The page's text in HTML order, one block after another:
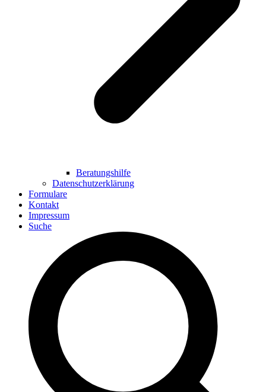
Beratungshilfe
Datenschutzerklärung
Formulare
Kontakt
Impressum
Suche